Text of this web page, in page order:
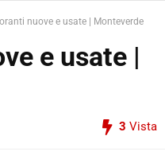
nuove e usate | Monteverde
e usate |
3 Vista